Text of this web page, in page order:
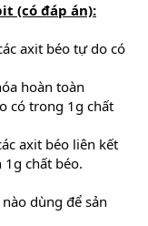
(có đáp án):
axit béo tự do có
hoàn toàn
có trong 1g chất
axit béo liên kết
chất béo.
dùng để sản